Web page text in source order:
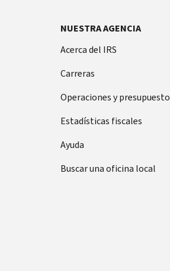
NUESTRA AGENCIA
Acerca del IRS
Carreras
Operaciones y presupuesto
Estadísticas fiscales
Ayuda
Buscar una oficina local